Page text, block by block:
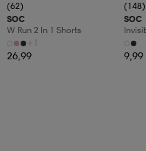
(62)
SOC
W Run 2 In 1 Shorts
+1
26,99
(148)
SOC
9,99